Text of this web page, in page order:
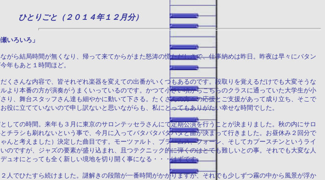
ひとりごと（２０１４年１２月分）
いろ」
がら結局時間が無くなり、帰って来てからがまた怒涛の慌ただしさで、仕事納めは昨日。昨夜は早々にバタン
年もあと１時間ほど。
くさんな内容で、皆それぞれ楽器を変えての出番がいくつもあるのです。段取りを覚えるだけでも大変そうな
より本番の方が演奏がうまくいっているのです。かつて小さい頃からこちらのクラスに通っていた大学生が小
り、舞台スタッフさん達も細やかに動いて下さる。たくさんの方々の応援とご支援があって成り立ち、そこで
に立てていないので申し訳ないと思いながらも、私にとってもありがたい幸せな時間でした。
しての時間。来年も３月に東京のサロンテッセラさんにて定期公演を行うことが決まりました。秋の内にサロ
チラシも刷れないという事で、今月に入ってバタバタバタバタと曲が決まって行きました。お昼休み２回分で
んと考えました）決定した曲目です。モーツァルト、ブラームス、フォーレ、そしてカプースチンというライ
のですが、ジャズの要素が盛り込まれ、且つテクニック的に弾くのはとても難しいとの事。それでも大変な人
ュオにとっても全く新しい境地を切り開く事になる・・・はずです。
人でひたすら続けました。謎解きの段階が一番時間がかかりますが、それでも少しずつ霧の中から風景が浮か